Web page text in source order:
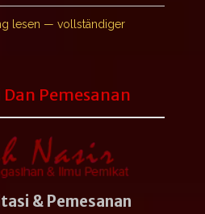
lesen — vollständiger
Pemesanan
& Pemesanan